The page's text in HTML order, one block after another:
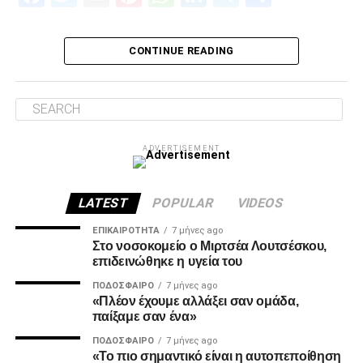
διοικητικά ζητήματα που αφορούν την επόμενη μέρα του
στήριξη παραμείνατε 15μελες μετά την παραίτηση
Για εμάς δεν έχει αλλάξει κάτι, οι λόγοι της στήριξης μας
1. Ανεξάρτητος ΑΣ και μελλοντικά αυτάρκης,
2. Την πιο σίγουρη και την πιο γρήγορη λύση για την
CONTINUE READING
ADVERTISEMENT
LATEST POPULAR VIDEOS
ΕΠΙΚΑΙΡΌΤΗΤΑ 7 μήνες ago
Στο νοσοκομείο ο Μιρτσέα Λουτσέσκου,
επιδεινώθηκε η υγεία του
ΠΟΔΌΣΦΑΙΡΟ 7 μήνες ago
«Πλέον έχουμε αλλάξει σαν ομάδα,
παίξαμε σαν ένα»
ΠΟΔΌΣΦΑΙΡΟ 7 μήνες ago
«Το πιο σημαντικό είναι η αυτοπεποίθηση